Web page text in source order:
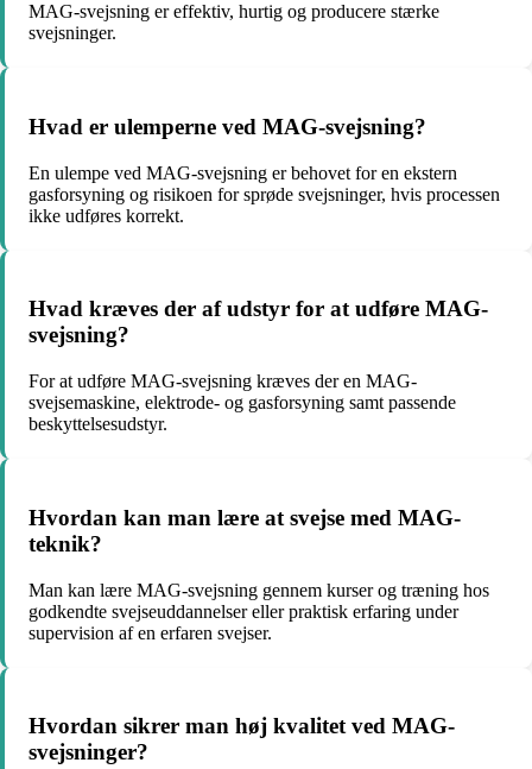
MAG-svejsning er effektiv, hurtig og producere stærke
svejsninger.
Hvad er ulemperne ved MAG-svejsning?
En ulempe ved MAG-svejsning er behovet for en ekstern
gasforsyning og risikoen for sprøde svejsninger, hvis processen
ikke udføres korrekt.
Hvad kræves der af udstyr for at udføre MAG-
svejsning?
For at udføre MAG-svejsning kræves der en MAG-
svejsemaskine, elektrode- og gasforsyning samt passende
beskyttelsesudstyr.
Hvordan kan man lære at svejse med MAG-
teknik?
Man kan lære MAG-svejsning gennem kurser og træning hos
godkendte svejseuddannelser eller praktisk erfaring under
supervision af en erfaren svejser.
Hvordan sikrer man høj kvalitet ved MAG-
svejsninger?